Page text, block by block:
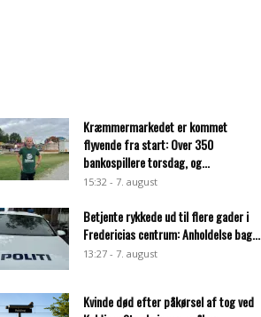
Kræmmermarkedet er kommet
flyvende fra start: Over 350
bankospillere torsdag, og...
15:32 - 7. august
Betjente rykkede ud til flere gader i
Fredericias centrum: Anholdelse bag...
13:27 - 7. august
Kvinde død efter påkørsel af tog ved